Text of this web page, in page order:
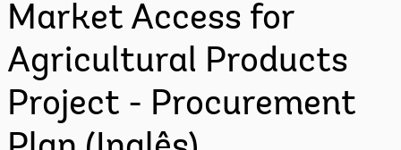
Market Access for
Agricultural Products
Project - Procurement